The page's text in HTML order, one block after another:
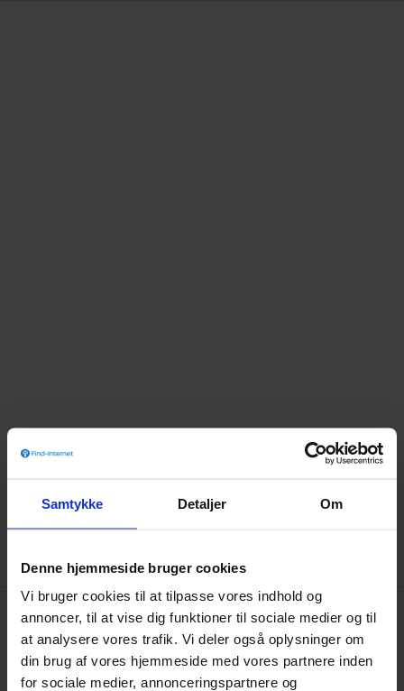
Samtykke Detaljer Om
Denne hjemmeside bruger cookies
Vi bruger cookies til at tilpasse vores indhold og
annoncer, til at vise dig funktioner til sociale medier og til
at analysere vores trafik. Vi deler også oplysninger om
din brug af vores hjemmeside med vores partnere inden
for sociale medier, annonceringspartnere og
Adresse
Tjekbredbånd ApS
Vestergade 48H